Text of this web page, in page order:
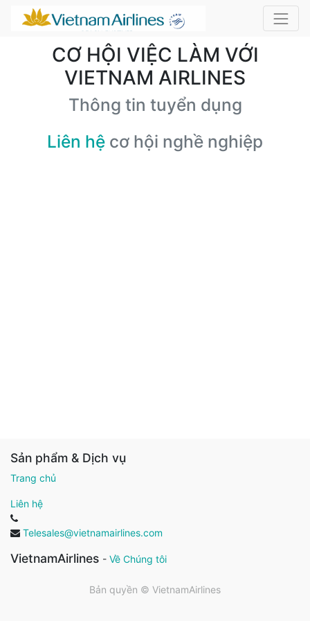
CƠ HỘI VIỆC LÀM VỚI
VIETNAM AIRLINES
Thông tin tuyển dụng
Liên hệ cơ hội nghề nghiệp
Sản phẩm & Dịch vụ
Trang chủ
Liên hệ
Telesales@vietnamairlines.com
VietnamAirlines - Về Chúng tôi
Bản quyền © VietnamAirlines